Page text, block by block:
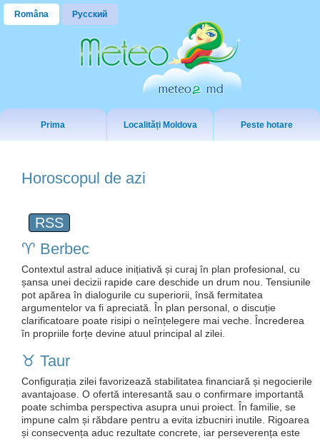
Româna Русский
Prima Localități Moldova Peste hotare
Horoscopul de azi
RSS
♈️ Berbec
Contextul astral aduce inițiativă și curaj în plan profesional, cu
șansa unei decizii rapide care deschide un drum nou. Tensiunile
pot apărea în dialogurile cu superiorii, însă fermitatea
argumentelor va fi apreciată. În plan personal, o discuție
clarificatoare poate risipi o neînțelegere mai veche. Încrederea
în propriile forțe devine atuul principal al zilei.
♉️ Taur
Configurația zilei favorizează stabilitatea financiară și negocierile
avantajoase. O ofertă interesantă sau o confirmare importantă
poate schimba perspectiva asupra unui proiect. În familie, se
impune calm și răbdare pentru a evita izbucniri inutile. Rigoarea
și consecvența aduc rezultate concrete, iar perseverența este